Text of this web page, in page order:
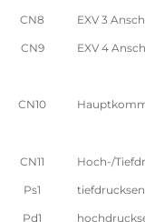
CN8 EXV 3
CN9 EXV 4
CN10
CN11 Hoch-/
Ps1
Pd1